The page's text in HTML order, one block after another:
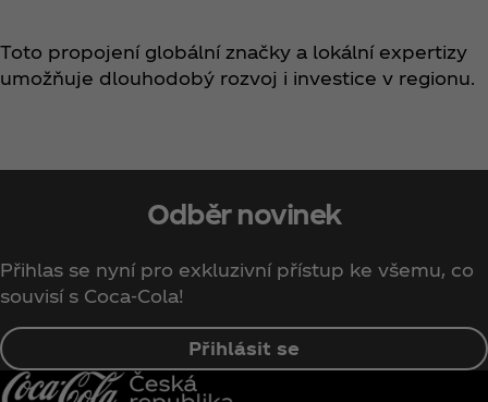
Toto propojení globální značky a lokální expertizy
umožňuje dlouhodobý rozvoj i investice v regionu.
Odběr novinek
Přihlas se nyní pro exkluzivní přístup ke všemu, co
souvisí s Coca‑Cola!
Přihlásit se